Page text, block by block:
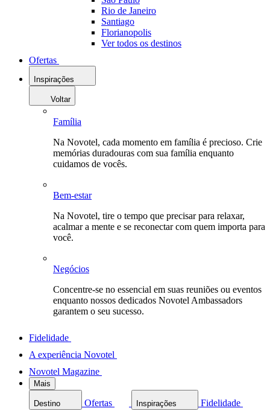
Rio de Janeiro
Santiago
Florianopolis
Ver todos os destinos
Ofertas
Inspirações
Voltar
Família
Na Novotel, cada momento em família é precioso. Crie
memórias duradouras com sua família enquanto
cuidamos de vocês.
Bem-estar
Na Novotel, tire o tempo que precisar para relaxar,
acalmar a mente e se reconectar com quem importa para
você.
Negócios
Concentre-se no essencial em suas reuniões ou eventos
enquanto nossos dedicados Novotel Ambassadors
garantem o seu sucesso.
Fidelidade
A experiência Novotel
Novotel Magazine
Mais
Destino Ofertas Inspirações
Fidelidade